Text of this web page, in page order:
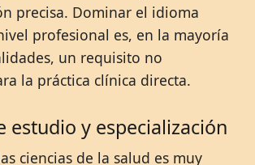
precisa. Dominar el idioma
profesional es, en la mayoría
un requisito no
la práctica clínica directa.
estudio y especialización
ciencias de la salud es muy